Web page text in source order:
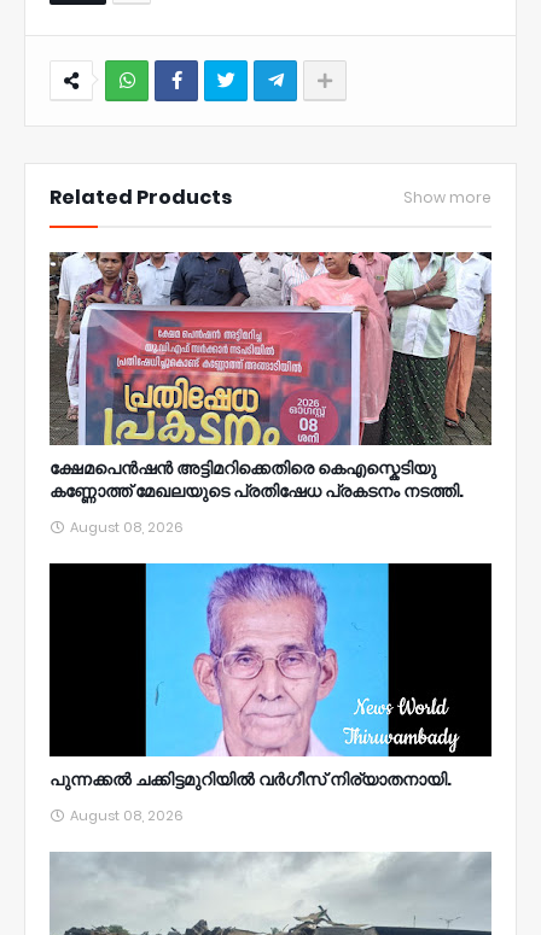
Related Products Show more
ക്ഷേമപെൻഷൻ അട്ടിമറിക്കെതിരെ കെഎസ്കെടിയു
കണ്ണോത്ത് മേഖലയുടെ പ്രതിഷേധ പ്രകടനം നടത്തി.
August 08, 2026
പുന്നക്കൽ ചക്കിട്ടമുറിയിൽ വർഗീസ് നിര്യാതനായി.
August 08, 2026